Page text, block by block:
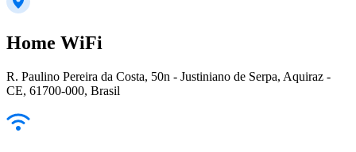
Home WiFi
R. Paulino Pereira da Costa, 50n - Justiniano de Serpa, Aquiraz -
CE, 61700-000, Brasil